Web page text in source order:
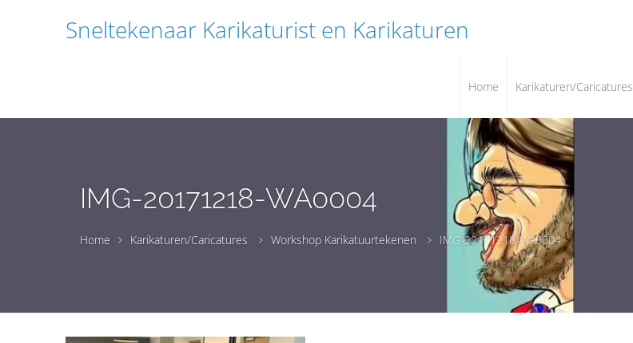
Sneltekenaar Karikaturist en Karikaturen
Home Karikaturen/Caricatures
IMG-20171218-WA0004
Home Karikaturen/Caricatures Workshop Karikatuurtekenen IMG-20171218-WA0004